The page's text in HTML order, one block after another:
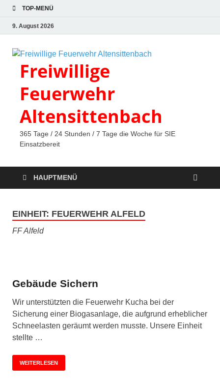
TOP-MENÜ
9. August 2026
Freiwillige
Feuerwehr
Altensittenbach
365 Tage / 24 Stunden / 7 Tage die Woche für SIE
Einsatzbereit
HAUPTMENÜ
EINHEIT: FEUERWEHR ALFELD
FF Alfeld
Gebäude Sichern
Wir unterstützten die Feuerwehr Kucha bei der
Sicherung einer Biogasanlage, die aufgrund erheblicher
Schneelasten geräumt werden musste. Unsere Einheit
stellte …
WEITERLESEN